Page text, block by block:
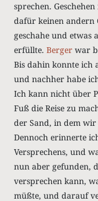
sprechen.
dafür keinen andern
geschahe und etwas
erfüllte. Berger war
Bis dahin konnte ich
und nachher habe
Ich kann nicht über
Fuß die Reise zu
der Sand, in dem
Dennoch erinnerte
Versprechens, und
nun aber gefunden,
versprechen kann,
müßte, und darauf